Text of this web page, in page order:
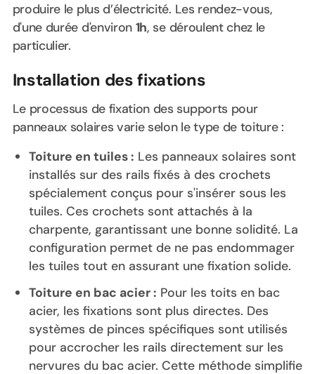
produire le plus d’électricité. Les rendez-vous,
d'une durée d'environ 1h, se déroulent chez le
particulier.
Installation des fixations
Le processus de fixation des supports pour
panneaux solaires varie selon le type de toiture :
Toiture en tuiles : Les panneaux solaires sont
installés sur des rails fixés à des crochets
spécialement conçus pour s'insérer sous les
tuiles. Ces crochets sont attachés à la
charpente, garantissant une bonne solidité. La
configuration permet de ne pas endommager
les tuiles tout en assurant une fixation solide.
Toiture en bac acier : Pour les toits en bac
acier, les fixations sont plus directes. Des
systèmes de pinces spécifiques sont utilisés
pour accrocher les rails directement sur les
nervures du bac acier. Cette méthode simplifie